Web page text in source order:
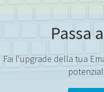
Passa
Fai l'upgrade della tua